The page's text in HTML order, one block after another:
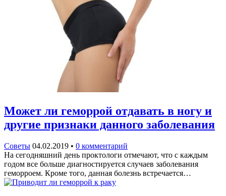
Может ли геморрой отдавать в ногу и
другие признаки данного заболевания
Советы 04.02.2019 • 0 комментарий
На сегодняшний день проктологи отмечают, что с каждым
годом все больше диагностируется случаев заболевания
геморроем. Кроме того, данная болезнь встречается…